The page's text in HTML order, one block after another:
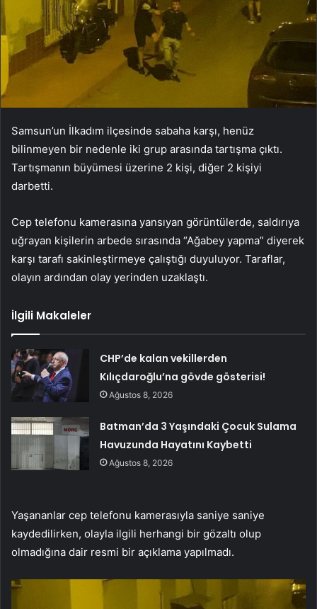
Samsun’un İlkadım ilçesinde sabaha karşı, henüz
bilinmeyen bir nedenle iki grup arasında tartışma çıktı.
Tartışmanın büyümesi üzerine 2 kişi, diğer 2 kişiyi
darbetti.
Cep telefonu kamerasına yansıyan görüntülerde, saldırıya
uğrayan kişilerin arbede sırasında “Ağabey yapma” diyerek
karşı tarafı sakinleştirmeye çalıştığı duyuluyor. Taraflar,
olayın ardından olay yerinden uzaklaştı.
İlgili Makaleler
CHP’de kalan vekillerden
Kılıçdaroğlu’na gövde gösterisi!
Ağustos 8, 2026
Batman’da 3 Yaşındaki Çocuk Sulama
Havuzunda Hayatını Kaybetti
Ağustos 8, 2026
Yaşananlar cep telefonu kamerasıyla saniye saniye
kaydedilirken, olayla ilgili herhangi bir gözaltı olup
olmadığına dair resmi bir açıklama yapılmadı.